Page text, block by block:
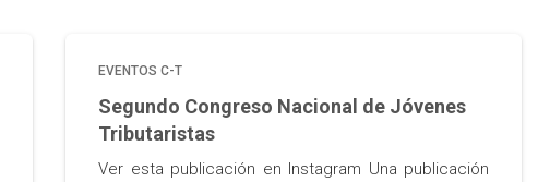
EVENTOS C-T
Segundo Congreso Nacional de Jóvenes
Tributaristas
Ver esta publicación en Instagram Una publicación